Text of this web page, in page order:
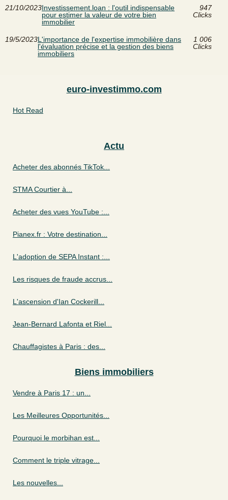
21/10/2023Investissement.loan : l'outil indispensable
pour estimer la valeur de votre bien
immobilier
947
Clicks
19/5/2023L'importance de l'expertise immobilière dans
l'évaluation précise et la gestion des biens
immobiliers
1 006
Clicks
euro-investimmo.com
Hot Read
Actu
Acheter des abonnés TikTok...
STMA Courtier à...
Acheter des vues YouTube :...
Pianex.fr : Votre destination...
L'adoption de SEPA Instant :...
Les risques de fraude accrus...
L'ascension d'Ian Cockerill...
Jean-Bernard Lafonta et Riel...
Chauffagistes à Paris : des...
Biens immobiliers
Vendre à Paris 17 : un...
Les Meilleures Opportunités...
Pourquoi le morbihan est...
Comment le triple vitrage...
Les nouvelles...